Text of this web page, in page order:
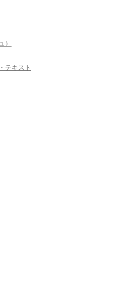
テキスト